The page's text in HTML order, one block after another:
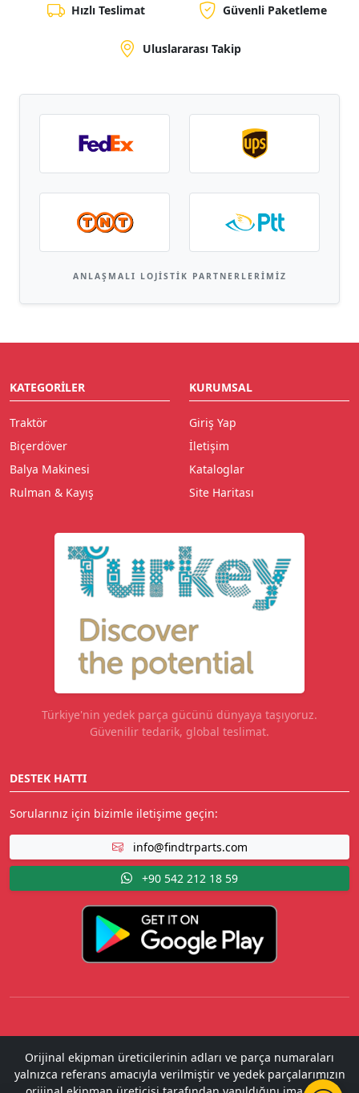
Hızlı Teslimat Güvenli Paketleme
Uluslararası Takip
ANLAŞMALI LOJISTIK PARTNERLERIMIZ
KATEGORILER
Traktör
Biçerdöver
Balya Makinesi
Rulman & Kayış
KURUMSAL
Giriş Yap
İletişim
Kataloglar
Site Haritası
Türkiye'nin yedek parça gücünü dünyaya taşıyoruz.
Güvenilir tedarik, global teslimat.
DESTEK HATTI
Sorularınız için bizimle iletişime geçin:
info@findtrparts.com
+90 542 212 18 59
Orijinal ekipman üreticilerinin adları ve parça numaraları
yalnızca referans amacıyla verilmiştir ve yedek parçalarımızın